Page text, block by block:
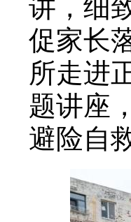
讲，细
促家长
所走进
题讲座
避险自